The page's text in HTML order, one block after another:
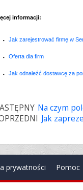
informacji:
Jak zarejestrować firmę w
Oferta dla firm
Jak odnaleźć dostawcę za
Na czym
Jak
prywatności Pomoc